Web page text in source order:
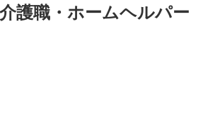
護職・ホームヘルパー